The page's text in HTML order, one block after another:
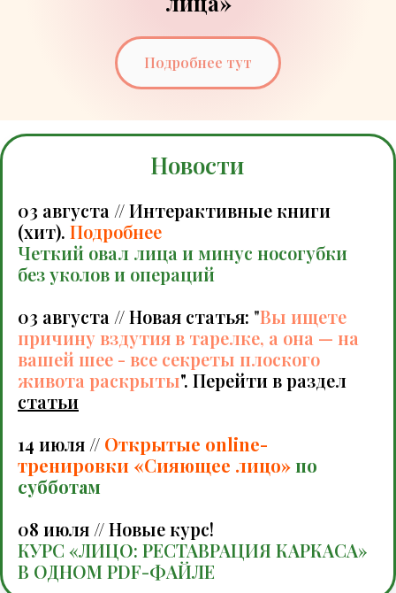
Подробнее тут
Новости
03 августа // Интерактивные книги
(хит). Подробнее
Четкий овал лица и минус носогубки
без уколов и операций
03 августа // Новая статья: "Вы ищете
причину вздутия в тарелке, а она — на
вашей шее - все секреты плоского
живота раскрыты". Перейти в раздел
статьи
14 июля // Открытые online-
тренировки «Сияющее лицо»по
субботам
08 июля // Новые курс!
КУРС «ЛИЦО: РЕСТАВРАЦИЯ КАРКАСА»
В ОДНОМ PDF-ФАЙЛЕ